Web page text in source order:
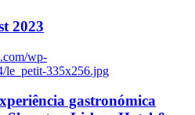
2023
wp-
le_petit-335x256.jpg
gastronómica